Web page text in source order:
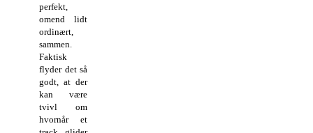
perfekt,
omend lidt
ordinært,
sammen.
Faktisk
flyder det så
godt, at der
kan være
tvivl om
hvornår et